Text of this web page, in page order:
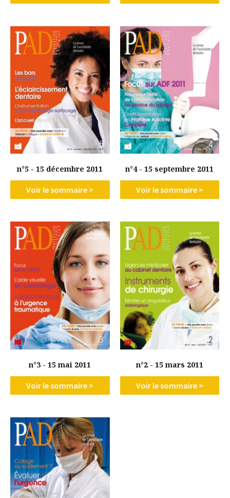
n°5 - 15 décembre 2011
Voir le sommaire >
n°4 - 15 septembre 2011
Voir le sommaire >
n°3 - 15 mai 2011
Voir le sommaire >
n°2 - 15 mars 2011
Voir le sommaire >